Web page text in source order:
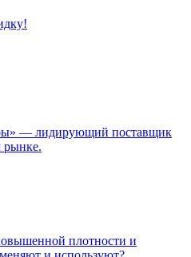
— лидирующий поставщик
рынке.
плотности и